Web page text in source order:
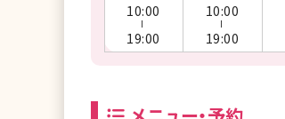
10:00
19:00
10:00
19:00